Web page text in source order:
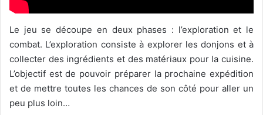
Le jeu se découpe en deux phases : l’exploration et le
combat. L’exploration consiste à explorer les donjons et à
collecter des ingrédients et des matériaux pour la cuisine.
L’objectif est de pouvoir préparer la prochaine expédition
et de mettre toutes les chances de son côté pour aller un
peu plus loin…